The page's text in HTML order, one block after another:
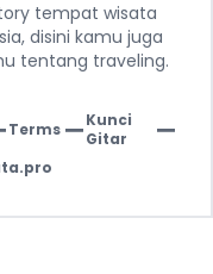
tempat wisata
disini kamu juga
tentang traveling.
Terms| Kunci
Gitar
|